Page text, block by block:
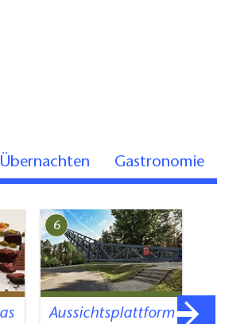
Übernachten Gastronomie
6
Aussichtsplattform